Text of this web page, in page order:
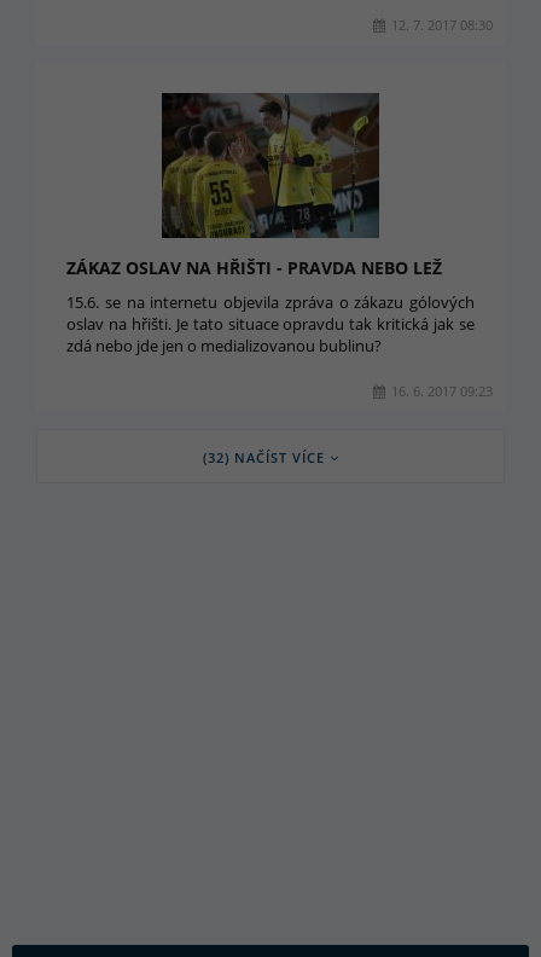
12. 7. 2017 08:30
ZÁKAZ OSLAV NA HŘIŠTI - PRAVDA NEBO LEŽ
15.6. se na internetu objevila zpráva o zákazu gólových
oslav na hřišti. Je tato situace opravdu tak kritická jak se
zdá nebo jde jen o medializovanou bublinu?
16. 6. 2017 09:23
(32) NAČÍST VÍCE